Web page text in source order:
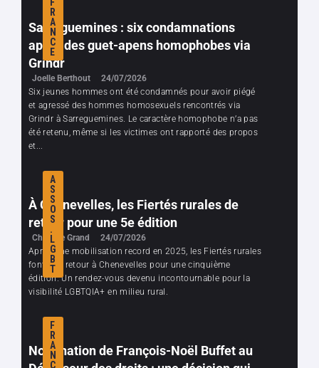
R
A
N
C
E
Sarreguemines : six condamnations
après des guet-apens homophobes via
Grindr
Joelle Berthout
24/07/2026
Six jeunes hommes ont été condamnés pour avoir piégé
et agressé des hommes homosexuels rencontrés via
Grindr à Sarreguemines. Le caractère homophobe n’a pas
été retenu, même si les victimes ont rapporté des propos
et...
A
S
S
O
S
.
L
G
B
T
À Chenevelles, les Fiertés rurales de
retour pour une 5e édition
Chanelle Grand
24/07/2026
Après une mobilisation record en 2025, les Fiertés rurales
font leur retour à Chenevelles pour une cinquième
édition. Un rendez-vous devenu incontournable pour la
visibilité LGBTQIA+ en milieu rural.
F
R
A
N
C
Nomination de François-Noël Buffet au